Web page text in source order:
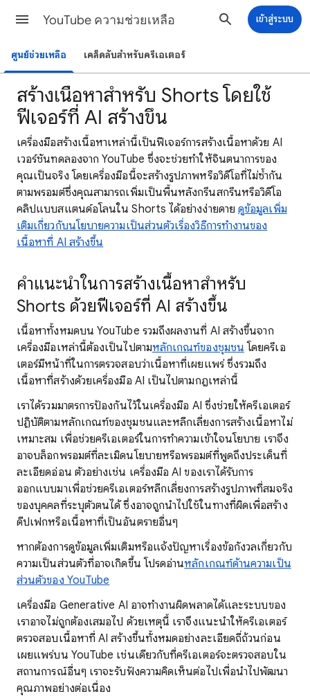
YouTube ความช่วยเหลือ เข้าสู่ระบบ
ศูนย์ช่วยเหลือ เคล็ดลับสำหรับครีเอเตอร์
สร้างเนื้อหาสำหรับ Shorts โดยใช้
ฟีเจอร์ที่ AI สร้างขึ้น
เครื่องมือสร้างเนื้อหาเหล่านี้เป็นฟีเจอร์การสร้างเนื้อหาด้วย AI
เวอร์ชันทดลองจาก YouTube ซึ่งจะช่วยทำให้จินตนาการของ
คุณเป็นจริง โดยเครื่องมือนี้จะสร้างรูปภาพหรือวิดีโอที่ไม่ซ้ำกัน
ตามพรอมต์ซึ่งคุณสามารถเพิ่มเป็นพื้นหลังกรีนสกรีนหรือวิดีโอ
คลิปแบบสแตนด์อโลนใน Shorts ได้อย่างง่ายดายดูข้อมูลเพิ่ม
เติมเกี่ยวกับนโยบายความเป็นส่วนตัวเรื่องวิธีการทำงานของ
เนื้อหาที่ AI สร้างขึ้น
คำแนะนำในการสร้างเนื้อหาสำหรับ
Shorts ด้วยฟีเจอร์ที่ AI สร้างขึ้น
เนื้อหาทั้งหมดบน YouTube รวมถึงผลงานที่ AI สร้างขึ้นจาก
เครื่องมือเหล่านี้ต้องเป็นไปตามหลักเกณฑ์ของชุมชน โดยครีเอ
เตอร์มีหน้าที่ในการตรวจสอบว่าเนื้อหาที่เผยแพร่ ซึ่งรวมถึง
เนื้อหาที่สร้างด้วยเครื่องมือ AI เป็นไปตามกฎเหล่านี้
เราได้รวมมาตรการป้องกันไว้ในเครื่องมือ AI ซึ่งช่วยให้ครีเอเตอร์
ปฏิบัติตามหลักเกณฑ์ของชุมชนและหลีกเลี่ยงการสร้างเนื้อหาไม่
เหมาะสม เพื่อช่วยครีเอเตอร์ในการทำความเข้าใจนโยบาย เราจึง
อาจบล็อกพรอมต์ที่ละเมิดนโยบายหรือพรอมต์ที่พูดถึงประเด็นที่
ละเอียดอ่อน ตัวอย่างเช่น เครื่องมือ AI ของเราได้รับการ
ออกแบบมาเพื่อช่วยครีเอเตอร์หลีกเลี่ยงการสร้างรูปภาพที่สมจริง
ของบุคคลที่ระบุตัวตนได้ ซึ่งอาจถูกนำไปใช้ในทางที่ผิดเพื่อสร้าง
ดีปเฟกหรือเนื้อหาที่เป็นอันตรายอื่นๆ
หากต้องการดูข้อมูลเพิ่มเติมหรือแจ้งปัญหาเรื่องข้อกังวลเกี่ยวกับ
ความเป็นส่วนตัวที่อาจเกิดขึ้น โปรดอ่านหลักเกณฑ์ด้านความเป็น
ส่วนตัวของ YouTube
เครื่องมือ Generative AI อาจทำงานผิดพลาดได้และระบบของ
เราอาจไม่ถูกต้องเสมอไป ด้วยเหตุนี้ เราจึงแนะนำให้ครีเอเตอร์
ตรวจสอบเนื้อหาที่ AI สร้างขึ้นทั้งหมดอย่างละเอียดถี่ถ้วนก่อน
เผยแพร่บน YouTube เช่นเดียวกับที่ครีเอเตอร์จะตรวจสอบใน
สถานการณ์อื่นๆ เราจะรับฟังความคิดเห็นต่อไปเพื่อนำไปพัฒนา
คุณภาพอย่างต่อเนื่อง